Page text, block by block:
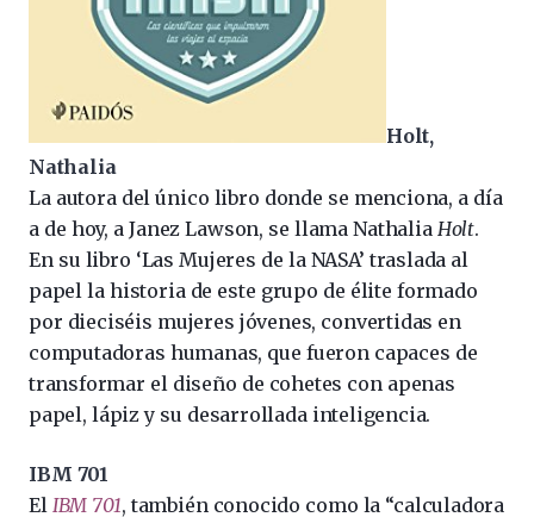
Holt,
Nathalia
La autora del único libro donde se menciona, a día
a de hoy, a Janez Lawson, se llama Nathalia Holt.
En su libro ‘Las Mujeres de la NASA’ traslada al
papel la historia de este grupo de élite formado
por dieciséis mujeres jóvenes, convertidas en
computadoras humanas, que fueron capaces de
transformar el diseño de cohetes con apenas
papel, lápiz y su desarrollada inteligencia.
IBM 701
El IBM 701, también conocido como la “calculadora